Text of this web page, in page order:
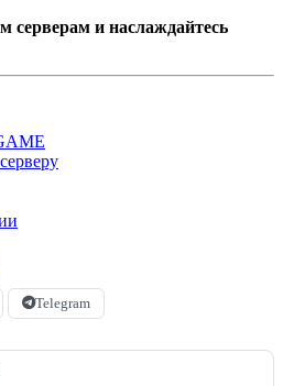
серверам и наслаждайтесь
Telegram